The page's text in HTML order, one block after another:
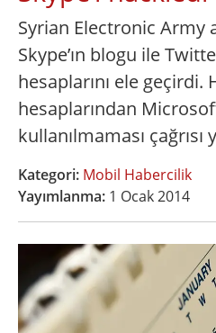
Syrian Electronic Army
Skype’ın blogu ile
hesaplarını ele geçirdi.
hesaplarından
kullanılmaması çağrısı
Kategori: Mobil Habercilik
Yayımlanma: 1 Ocak 2014